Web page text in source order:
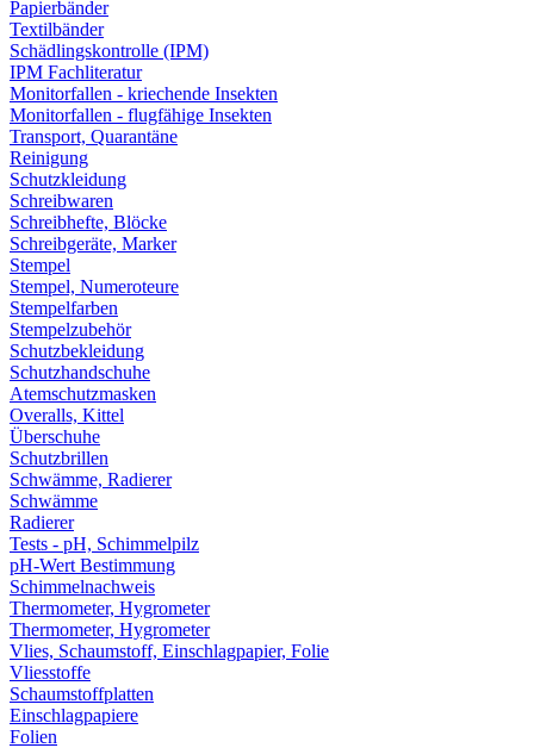
Papierbänder
Textilbänder
Schädlingskontrolle (IPM)
IPM Fachliteratur
Monitorfallen - kriechende Insekten
Monitorfallen - flugfähige Insekten
Transport, Quarantäne
Reinigung
Schutzkleidung
Schreibwaren
Schreibhefte, Blöcke
Schreibgeräte, Marker
Stempel
Stempel, Numeroteure
Stempelfarben
Stempelzubehör
Schutzbekleidung
Schutzhandschuhe
Atemschutzmasken
Overalls, Kittel
Überschuhe
Schutzbrillen
Schwämme, Radierer
Schwämme
Radierer
Tests - pH, Schimmelpilz
pH-Wert Bestimmung
Schimmelnachweis
Thermometer, Hygrometer
Thermometer, Hygrometer
Vlies, Schaumstoff, Einschlagpapier, Folie
Vliesstoffe
Schaumstoffplatten
Einschlagpapiere
Folien